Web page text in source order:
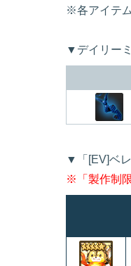
※各アイテ
▼デイリー
▼「[EV]ベ
※「製作制